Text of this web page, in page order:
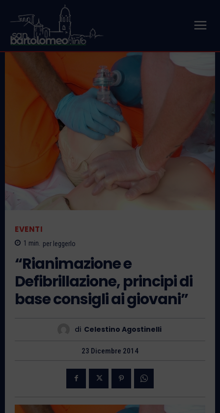
EVENTI
1 min. per leggerlo
“Rianimazione e
Defibrillazione, principi di
base consigli ai giovani”
di Celestino Agostinelli
23 Dicembre 2014